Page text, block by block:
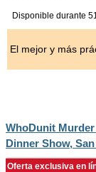
Disponible durante
El mejor y más
WhoDunit
Dinner Show,
Oferta exclusiva en